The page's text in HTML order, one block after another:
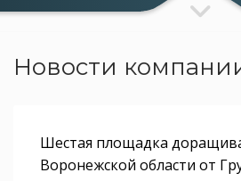
Новости
Шестая площадка
Воронежской области от